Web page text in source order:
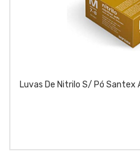
Luvas De Nitrilo S/ Pó Santex